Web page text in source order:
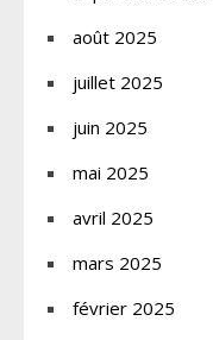
août 2025
juillet 2025
juin 2025
mai 2025
avril 2025
mars 2025
février 2025